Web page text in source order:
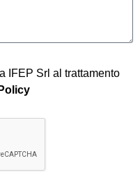
IFEP Srl al trattamento